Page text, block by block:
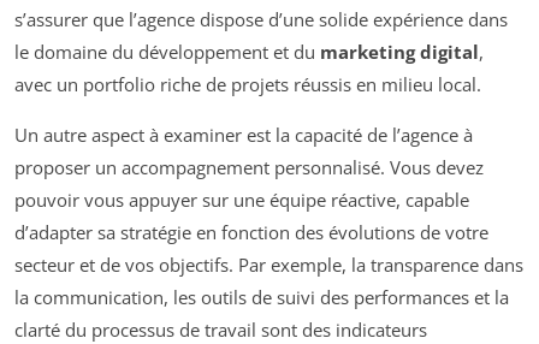
s’assurer que l’agence dispose d’une solide expérience dans
le domaine du développement et du marketing digital,
avec un portfolio riche de projets réussis en milieu local.
Un autre aspect à examiner est la capacité de l’agence à
proposer un accompagnement personnalisé. Vous devez
pouvoir vous appuyer sur une équipe réactive, capable
d’adapter sa stratégie en fonction des évolutions de votre
secteur et de vos objectifs. Par exemple, la transparence dans
la communication, les outils de suivi des performances et la
clarté du processus de travail sont des indicateurs